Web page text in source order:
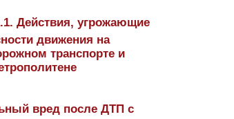
Действия, угрожающие
движения на
транспорте и
вред после ДТП с